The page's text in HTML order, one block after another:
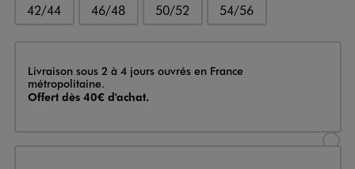
42/44 46/48 50/52 54/56
Livraison
Livraison sous 2 à 4 jours ouvrés en France
métropolitaine.
Offert dès 40€ d'achat.